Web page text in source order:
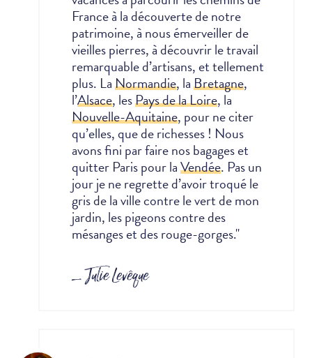
France à la découverte de notre
patrimoine, à nous émerveiller de
vieilles pierres, à découvrir le travail
remarquable d’artisans, et tellement
plus. LaNormandie, laBretagne,
l’Alsace, lesPays de la Loire, la
Nouvelle-Aquitaine, pour ne citer
qu’elles, que de richesses ! Nous
avons fini par faire nos bagages et
quitter Paris pour laVendée. Pas un
jour je ne regrette d’avoir troqué le
gris de la ville contre le vert de mon
jardin, les pigeons contre des
mésanges et des rouge-gorges."
_ Julie Levêque